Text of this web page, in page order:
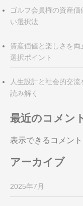
ゴルフ会員権の資産
い選択法
資産価値と楽しさを
選択ポイント
人生設計と社会的交
読み解く
最近のコメン
表示できるコメント
アーカイブ
2025年7月